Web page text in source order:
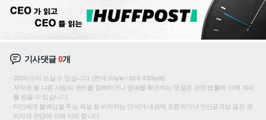
기사댓글0개
200자까지 쓰실 수 있습니다. (현재 0 byte / 최대 400byte)
저작권 등 다른 사람의 권리를 침해하거나 명예를 훼손하는 댓글은 관련 법률에 의해 제재
를 받을 수 있습니다.
타인에게 불쾌감을 주는 욕설 등 비하하는 단어가 내용에 포함되거나 인신공격성 글은 관
리자의 판단에 의해 삭제 합니다.